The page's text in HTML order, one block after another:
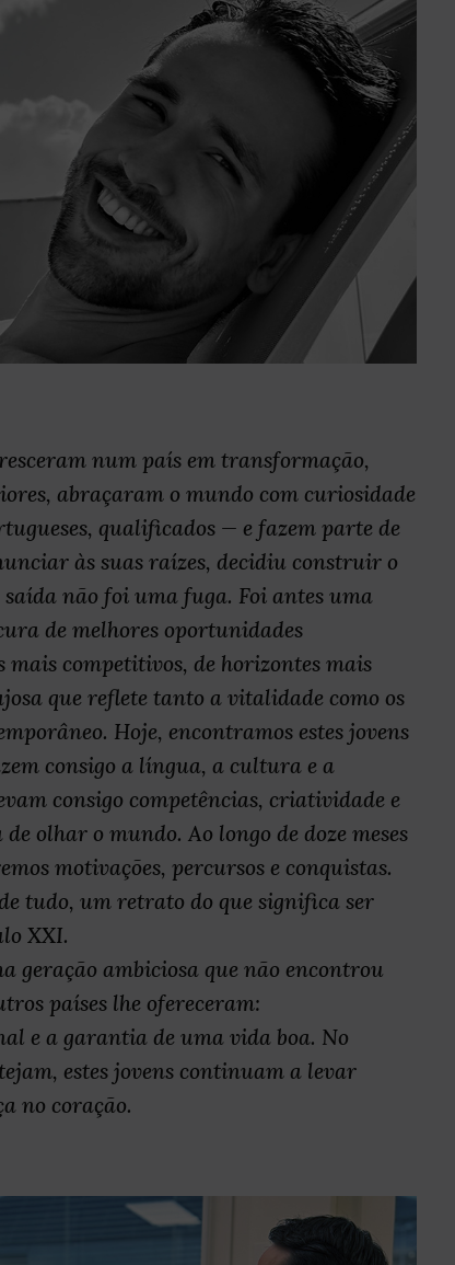
num país em transformação,
abraçaram o mundo com curiosidade
qualificados — e fazem parte de
às suas raízes, decidiu construir o
não foi uma fuga. Foi antes uma
de melhores oportunidades
mais competitivos, de horizontes mais
que reflete tanto a vitalidade como os
Hoje, encontramos estes jovens
consigo a língua, a cultura e a
consigo competências, criatividade e
olhar o mundo. Ao longo de doze meses
motivações, percursos e conquistas.
tudo, um retrato do que significa ser
XXI.
geração ambiciosa que não encontrou
países lhe ofereceram:
e a garantia de uma vida boa. No
estes jovens continuam a levar
no coração.